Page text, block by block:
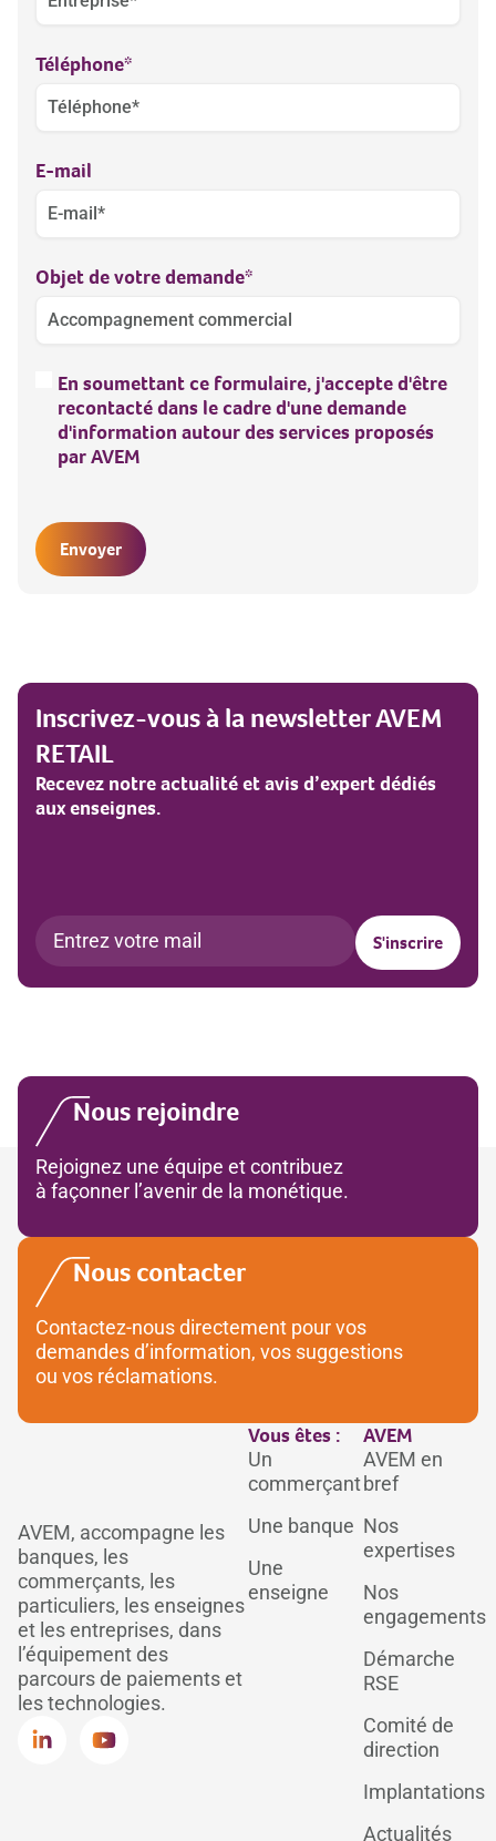
Téléphone*
E-mail
Objet de votre demande*
Legal *
En soumettant ce formulaire, j'accepte d'être
recontacté dans le cadre d'une demande
d'information autour des services proposés
par AVEM
Inscrivez-vous à la newsletter AVEM
RETAIL
Recevez notre actualité et avis d’expert dédiés
aux enseignes.
Nous rejoindre
Rejoignez une équipe et contribuez
à façonner l’avenir de la monétique.
Nous contacter
Contactez-nous directement pour vos
demandes d’information, vos suggestions
ou vos réclamations.
AVEM, accompagne les
banques, les
commerçants, les
particuliers, les enseignes
et les entreprises, dans
l’équipement des
parcours de paiements et
les technologies.
Vous êtes :
Un
commerçant
Une banque
Une
enseigne
AVEM
AVEM en
bref
Nos
expertises
Nos
engagements
Démarche
RSE
Comité de
direction
Implantations
Actualités